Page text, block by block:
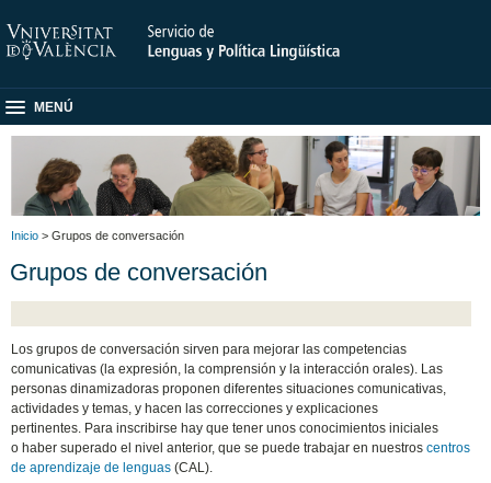
MENÚ
Inicio > Grupos de conversación
Grupos de conversación
Los grupos de conversación sirven para mejorar las competencias
comunicativas (la expresión, la comprensión y la interacción orales). Las
personas dinamizadoras proponen diferentes situaciones comunicativas,
actividades y temas, y hacen las correcciones y explicaciones
pertinentes. Para inscribirse hay que tener unos conocimientos iniciales
o haber superado el nivel anterior, que se puede trabajar en nuestroscentros
de aprendizaje de lenguas (CAL).